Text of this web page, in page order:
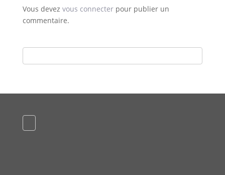
Vous devez vous connecterpour publier un
commentaire.